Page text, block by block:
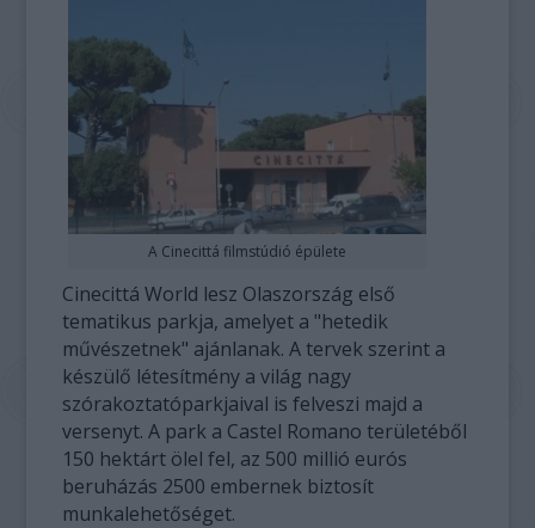
A Cinecittá filmstúdió épülete
Cinecittá World lesz Olaszország első
tematikus parkja, amelyet a "hetedik
művészetnek" ajánlanak. A tervek szerint a
készülő létesítmény a világ nagy
szórakoztatóparkjaival is felveszi majd a
versenyt. A park a Castel Romano területéből
150 hektárt ölel fel, az 500 millió eurós
beruházás 2500 embernek biztosít
munkalehetőséget.